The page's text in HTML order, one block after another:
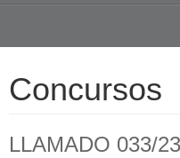
Concursos
LLAMADO 033/